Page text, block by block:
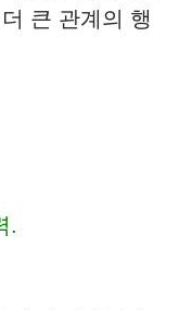
큰 관계의 행
.